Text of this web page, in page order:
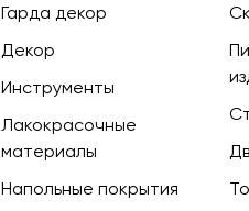
Гарда декор
Декор
Инструменты
Лакокрасочные
материалы
Напольные покрытия